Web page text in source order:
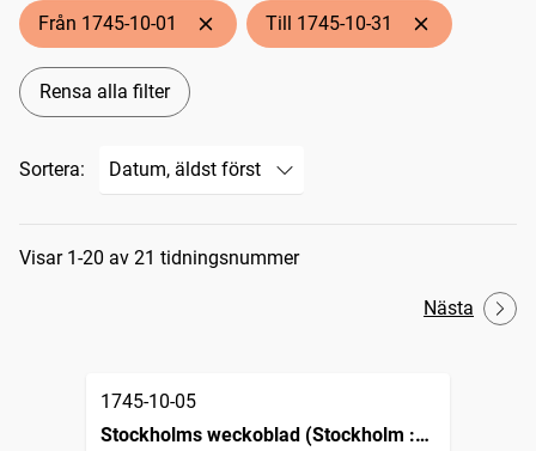
Från 1745-10-01 Till 1745-10-31
Rensa alla filter
Sortera:
Sökresultat
Visar 1-20 av 21 tidningsnummer
Nästa
1745-10-05
Stockholms weckoblad (Stockholm :